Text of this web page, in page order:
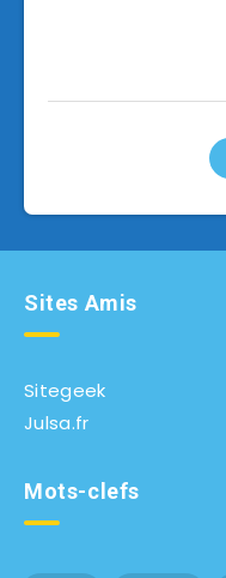
Sites Amis
Sitegeek
Julsa.fr
Mots-clefs